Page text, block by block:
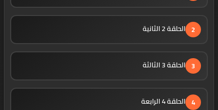
2 الحلقة 2 الثانية
3 الحلقة 3 الثالثة
4 الحلقة 4 الرابعة